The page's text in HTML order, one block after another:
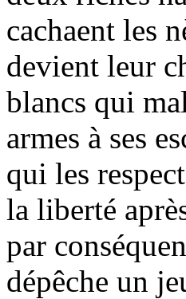
cachaent les
devient leur
blancs qui
armes à ses
qui les
la liberté
par
dépêche un